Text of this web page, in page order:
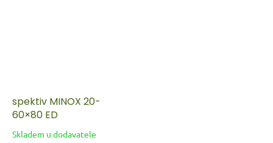
spektiv MINOX 20-
60×80 ED
Skladem u dodavatele